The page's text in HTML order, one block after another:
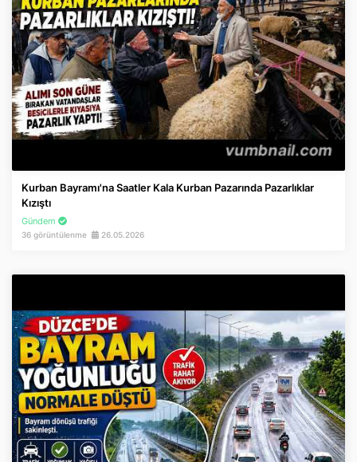
Kurban Bayramı'na Saatler Kala Kurban Pazarında Pazarlıklar
Kızıştı
Gündem
36 görüntülenme 26.05.2026